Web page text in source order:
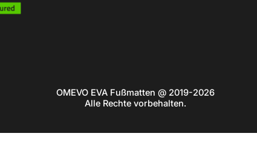
OMEVO EVA Fußmatten @ 2019-2026
Alle Rechte vorbehalten.